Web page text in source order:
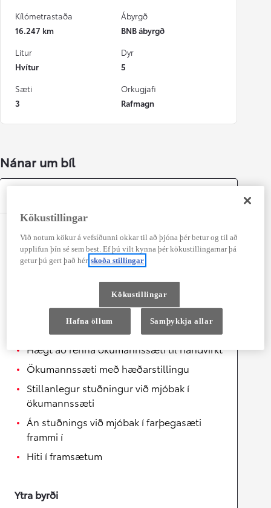
Kílómetrastaða
16.247 km
Ábyrgð
BNB ábyrgð
Litur
Hvítur
Dyr
5
Sæti
3
Orkugjafi
Rafmagn
Nánar um bíl
Þægindi
Lesljós fyrir ökumann og farþega í
framsæti (með perum)
Ljós í farþegarými að framan (með perum)
Handvirk hallastilling ökumannssætis
Hægt að renna ökumannssæti til handvirkt
Ökumannssæti með hæðarstillingu
Stillanlegur stuðningur við mjóbak í
ökumannssæti
Án stuðnings við mjóbak í farþegasæti
frammi í
Hiti í framsætum
Ytra byrði
Kökustillingar
Við notum kökur á vefsíðunni okkar til að þjóna þér betur og til að
upplifun þín sé sem best. Ef þú vilt kynna þér kökustillingarnar þá
getur þú gert það hér skoða stillingar
Kökustillingar
Hafna öllum Samþykkja allar